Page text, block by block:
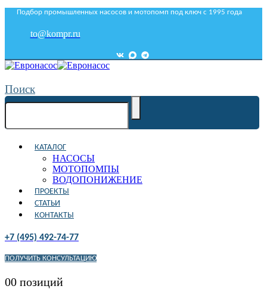
Подбор промышленных насосов и мотопомп под ключ с 1995 года
to@kompr.ru
Поиск
КАТАЛОГ
НАСОСЫ
МОТОПОМПЫ
ВОДОПОНИЖЕНИЕ
ПРОЕКТЫ
СТАТЬИ
КОНТАКТЫ
+7 (495) 492-74-77
ПОЛУЧИТЬ КОНСУЛЬТАЦИЮ
00 позиций